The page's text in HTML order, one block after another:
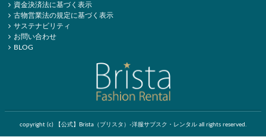
資金決済法に基づく表示
古物営業法の規定に基づく表示
サステナビリティ
お問い合わせ
BLOG
copyright (c) 【公式】Brista（ブリスタ）-洋服サブスク・レンタル all rights reserved.